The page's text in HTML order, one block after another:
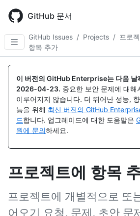
main
content
GitHub 문서
GitHub Issues / Projects / 프로
항목 추가
이 버전의 GitHub Enterprise는 다음 날
2026-04-23. 중요한 보안 문제에 대해
이루어지지 않습니다. 더 뛰어난 성능,
능을 위해 최신 버전의 GitHub
드합니다. 업그레이드에 대한 도움말은
원에 문의하세요.
프로젝트에 항목
프로젝트에 개별적으로 또
어오기 요청, 문제, 초안 문